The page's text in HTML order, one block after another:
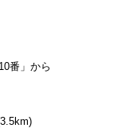
番」から